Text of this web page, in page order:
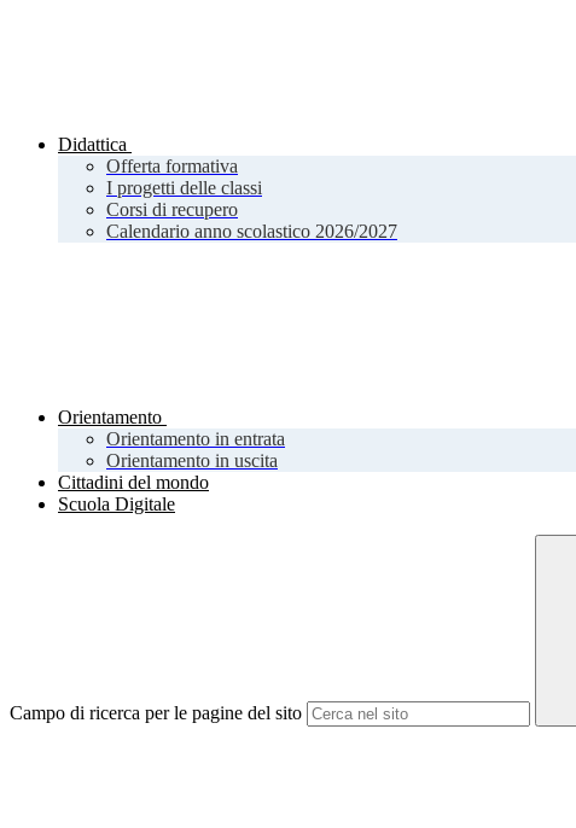
Didattica
Offerta formativa
I progetti delle classi
Corsi di recupero
Calendario anno scolastico 2026/2027
Orientamento
Orientamento in entrata
Orientamento in uscita
Cittadini del mondo
Scuola Digitale
Campo di ricerca per le pagine del sito